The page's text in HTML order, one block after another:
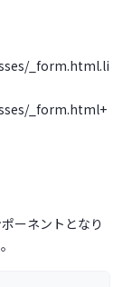
_form.html.li
_form.html+
ーネントとなり